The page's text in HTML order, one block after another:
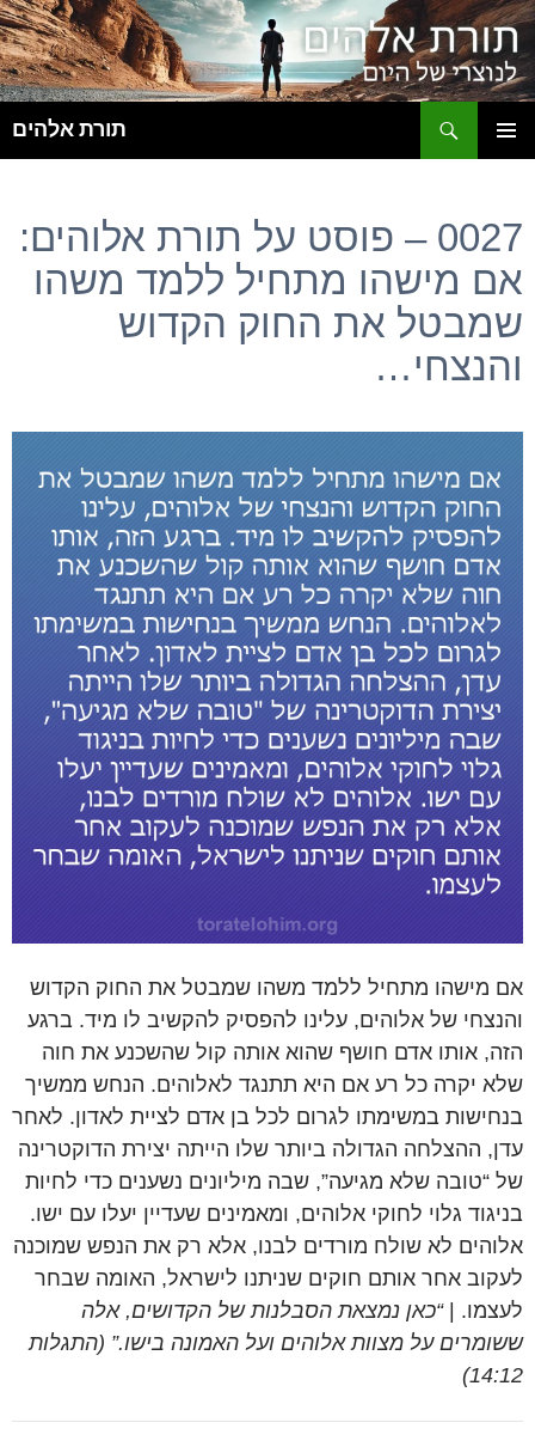
תורת אלהים
0027 – פוסט על תורת אלוהים:
אם מישהו מתחיל ללמד משהו
שמבטל את החוק הקדוש
והנצחי…
אם מישהו מתחיל ללמד משהו שמבטל את החוק הקדוש
והנצחי של אלוהים, עלינו להפסיק להקשיב לו מיד. ברגע
הזה, אותו אדם חושף שהוא אותה קול שהשכנע את חוה
שלא יקרה כל רע אם היא תתנגד לאלוהים. הנחש ממשיך
בנחישות במשימתו לגרום לכל בן אדם לציית לאדון. לאחר
עדן, ההצלחה הגדולה ביותר שלו הייתה יצירת הדוקטרינה
של “טובה שלא מגיעה”, שבה מיליונים נשענים כדי לחיות
בניגוד גלוי לחוקי אלוהים, ומאמינים שעדיין יעלו עם ישו.
אלוהים לא שולח מורדים לבנו, אלא רק את הנפש שמוכנה
לעקוב אחר אותם חוקים שניתנו לישראל, האומה שבחר
לעצמו. |“כאן נמצאת הסבלנות של הקדושים, אלה
ששומרים על מצוות אלוהים ועל האמונה בישו.” (התגלות
14:12)